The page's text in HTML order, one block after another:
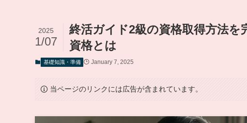
終活ガイド2級の資格取得方法を
資格とは
2025
1/07
基礎知識・準備 January 7, 2025
当ページのリンクには広告が含まれています。